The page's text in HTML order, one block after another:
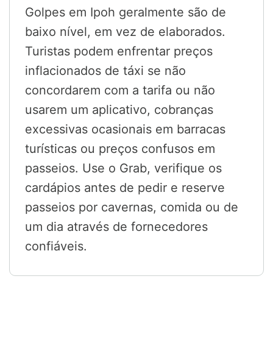
Golpes em Ipoh geralmente são de
baixo nível, em vez de elaborados.
Turistas podem enfrentar preços
inflacionados de táxi se não
concordarem com a tarifa ou não
usarem um aplicativo, cobranças
excessivas ocasionais em barracas
turísticas ou preços confusos em
passeios. Use o Grab, verifique os
cardápios antes de pedir e reserve
passeios por cavernas, comida ou de
um dia através de fornecedores
confiáveis.